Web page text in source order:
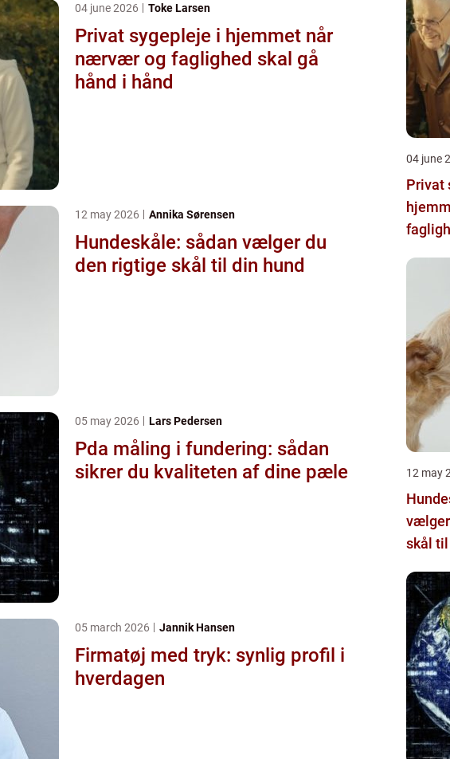
04 june 2026 Toke Larsen
Privat sygepleje i hjemmet når
nærvær og faglighed skal gå
hånd i hånd
12 may 2026 Annika Sørensen
Hundeskåle: sådan vælger du
den rigtige skål til din hund
05 may 2026 Lars Pedersen
Pda måling i fundering: sådan
sikrer du kvaliteten af dine pæle
05 march 2026 Jannik Hansen
Firmatøj med tryk: synlig profil i
hverdagen
04 june
Privat
hjemmet når
12 may
vælger
skål til